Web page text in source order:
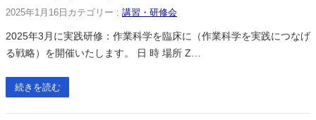
2025年1月16日 カテゴリー : 講習・研修会
2025年3月に実践研修：作業科学を臨床に（作業科学を実践につなげ
る戦略）を開催いたします。 日 時 場所 Z…
続きを読む